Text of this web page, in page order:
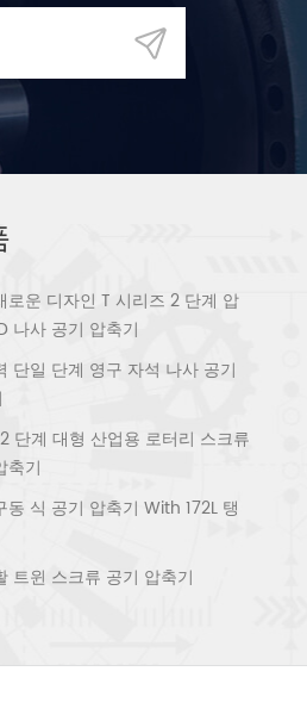
로운 디자인 T 시리즈 2 단계 압
나사 공기 압축기
단일 단계 영구 자석 나사 공기
단계 대형 산업용 로터리 스크류
축기
동 식 공기 압축기 With 172L 탱
트윈 스크류 공기 압축기